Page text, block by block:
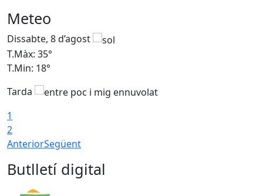
Meteo
Dissabte, 8 d’agost
T.Màx: 35°
T.Min: 18°
Tarda
1
2
AnteriorSegüent
Butlletí digital